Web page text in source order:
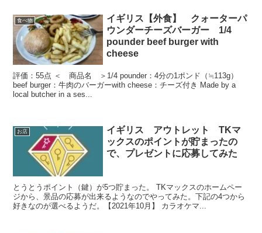
食べ物
イギリス【外食】 クォーターパ
ウンダーチーズバーガー 1/4
pounder beef burger with
cheese
評価：55点 ＜ 商品名 ＞1/4 pounder：4分の1ポンド（≒113g）
beef burger：牛肉のバーガーwith cheese：チーズ付き Made by a
local butcher in a ses...
お店
イギリス アウトレット TKマ
ックスのポイントが貯まったの
で、プレゼントに応募してみた
とうとうポイント（鍵）が5つ貯まった。 TKマックスのホームペー
ジから、景品の応募が出来るようなのでやってみた。下記の4つから
好きなのが選べるようだ。【2021年10月】 カラオケマ...